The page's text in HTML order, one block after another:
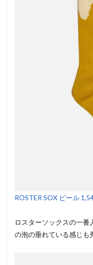
ROSTER SOX ビール
ロスターソックスの一
の泡の垂れている感じも